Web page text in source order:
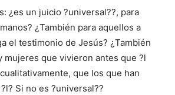
¿es un juicio ?universal??, para
¿También para aquellos a
el testimonio de Jesús? ¿También
mujeres que vivieron antes que ?l
que los que han
Si no es ?universal??